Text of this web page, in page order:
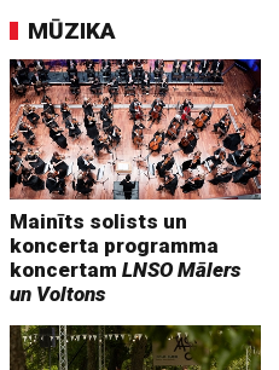
MŪZIKA
Mainīts solists un
koncerta programma
koncertamLNSO Mālers
un Voltons